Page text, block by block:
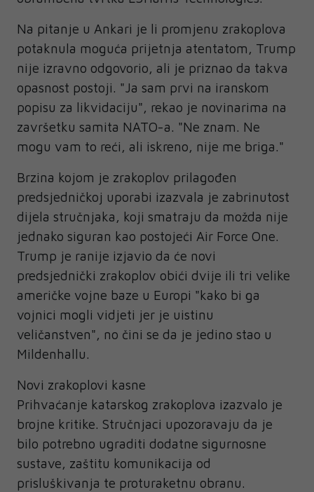
Na pitanje u Ankari je li promjenu zrakoplova
potaknula moguća prijetnja atentatom, Trump
nije izravno odgovorio, ali je priznao da takva
opasnost postoji. "Ja sam prvi na iranskom
popisu za likvidaciju", rekao je novinarima na
završetku samita NATO-a. "Ne znam. Ne
mogu vam to reći, ali iskreno, nije me briga."
Brzina kojom je zrakoplov prilagođen
predsjedničkoj uporabi izazvala je zabrinutost
dijela stručnjaka, koji smatraju da možda nije
jednako siguran kao postojeći Air Force One.
Trump je ranije izjavio da će novi
predsjednički zrakoplov obići dvije ili tri velike
američke vojne baze u Europi "kako bi ga
vojnici mogli vidjeti jer je uistinu
veličanstven", no čini se da je jedino stao u
Mildenhallu.
Novi zrakoplovi kasne
Prihvaćanje katarskog zrakoplova izazvalo je
brojne kritike. Stručnjaci upozoravaju da je
bilo potrebno ugraditi dodatne sigurnosne
sustave, zaštitu komunikacija od
prisluškivanja te proturaketnu obranu.